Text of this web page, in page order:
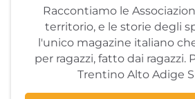
Raccontiamo le
territorio, e le storie degli
l'unico magazine italiano
per ragazzi, fatto dai ragazzi.
Trentino Alto Adige